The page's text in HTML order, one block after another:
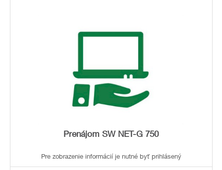
Prenájom SW NET-G 750
Pre zobrazenie informácií je nutné byť prihlásený